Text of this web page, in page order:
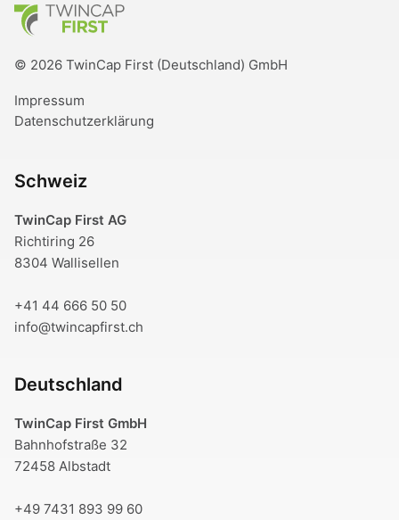
TwinCap First
© 2026 TwinCap First (Deutschland) GmbH
Impressum
Datenschutzerklärung
Schweiz
TwinCap First AG
Richtiring 26
8304 Wallisellen
+41 44 666 50 50
info@twincapfirst.ch
Deutschland
TwinCap First GmbH
Bahnhofstraße 32
72458 Albstadt
+49 7431 893 99 60